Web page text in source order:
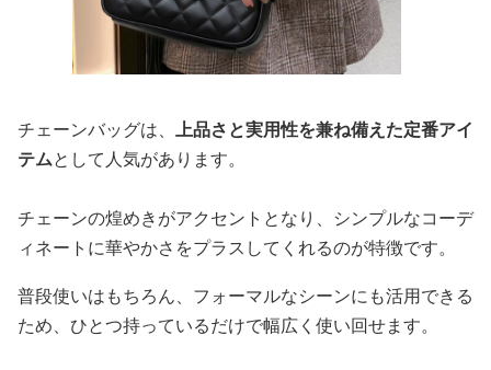
チェーンバッグは、 上品さと実用性を兼ね備えた定番アイ
テムとして人気があります。
チェーンの煌めきがアクセントとなり、シンプルなコーデ
ィネートに華やかさをプラスしてくれるのが特徴です。
普段使いはもちろん、フォーマルなシーンにも活用できる
ため、ひとつ持っているだけで幅広く使い回せます。